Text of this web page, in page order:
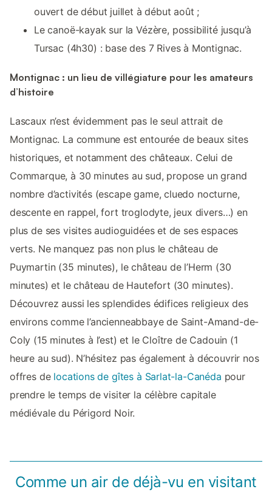
ouvert de début juillet à début août ;
Le canoë-kayak sur la Vézère, possibilité jusqu’à
Tursac (4h30) : base des 7 Rives à Montignac.
Montignac : un lieu de villégiature pour les amateurs
d’histoire
Lascaux n’est évidemment pas le seul attrait de
Montignac. La commune est entourée de beaux sites
historiques, et notamment des châteaux. Celui de
Commarque, à 30 minutes au sud, propose un grand
nombre d’activités (escape game, cluedo nocturne,
descente en rappel, fort troglodyte, jeux divers…) en
plus de ses visites audioguidées et de ses espaces
verts. Ne manquez pas non plus le château de
Puymartin (35 minutes), le château de l’Herm (30
minutes) et le château de Hautefort (30 minutes).
Découvrez aussi les splendides édifices religieux des
environs comme l’ancienneabbaye de Saint-Amand-de-
Coly (15 minutes à l’est) et le Cloître de Cadouin (1
heure au sud). N’hésitez pas également à découvrir nos
offres de locations de gîtes à Sarlat-la-Canéda pour
prendre le temps de visiter la célèbre capitale
médiévale du Périgord Noir.
Comme un air de déjà-vu en visitant